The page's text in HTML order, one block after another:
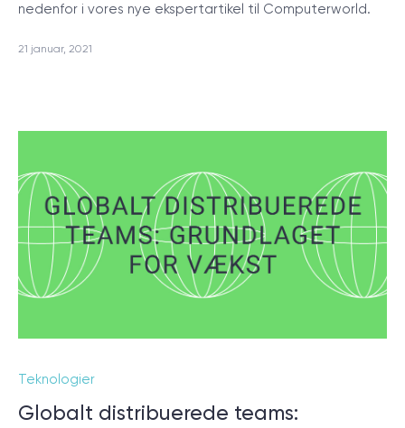
nedenfor i vores nye ekspertartikel til Computerworld.
21 januar, 2021
Teknologier
Globalt distribuerede teams: